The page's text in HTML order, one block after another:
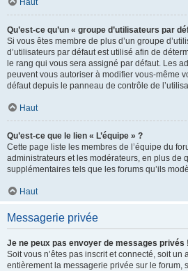
Haut
Qu’est-ce qu’un « groupe d’utilisateurs par
Si vous êtes membre de plus d’un groupe
d’utilisateurs par défaut est utilisé afin de
le rang qui vous sera assigné par défaut. Les
peuvent vous autoriser à modifier vous-même
défaut depuis le panneau de contrôle de
Haut
Qu’est-ce que le lien « L’équipe » ?
Cette page liste les membres de l’équipe du
administrateurs et les modérateurs, en plus de
supplémentaires tels que les forums qu’ils
Haut
Messagerie privée
Je ne peux pas envoyer de messages privés !
Soit vous n’êtes pas inscrit et connecté, soit un
entièrement la messagerie privée sur le forum,